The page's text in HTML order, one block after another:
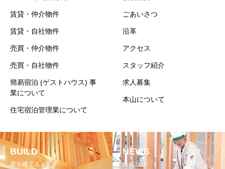
賃貸・仲介物件
賃貸・自社物件
売買・仲介物件
売買・自社物件
簡易宿泊 (ゲストハウス) 事
業について
住宅宿泊管理業について
ごあいさつ
沿革
アクセス
スタッフ紹介
求人募集
本山について
BUILD
家を建てる
NEWS
お知らせ